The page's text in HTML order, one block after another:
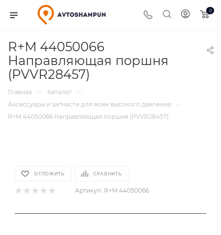
0
R+M 44050066
Направляющая поршня
(PVVR28457)
Главная — Каталог —
Аксессуары и запчасти для моек высокого давления
—
R+M 44050066 Направляющая поршня (PVVR28457)
ОТЛОЖИТЬ СРАВНИТЬ
Артикул: R+M 44050066